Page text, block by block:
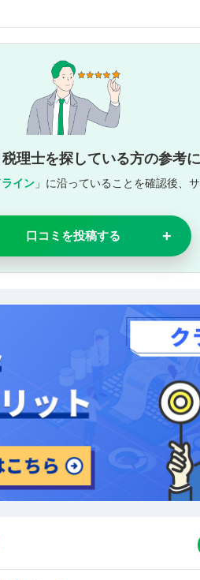
理士を探している方の参考に
イン 」に沿っていることを確認後、
口コミを投稿する